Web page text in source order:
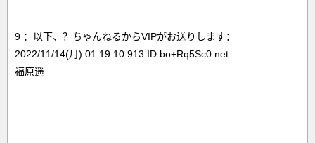
9 ：以下、？ちゃんねるからVIPがお送りします：
2022/11/14(月) 01:19:10.913 ID:bo+Rq5Sc0.net
福原遥